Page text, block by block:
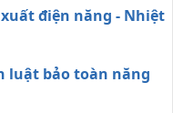
xuất điện năng - Nhiệt
luật bảo toàn năng